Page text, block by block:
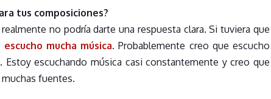
tus composiciones?
no podría darte una respuesta clara. Si tuviera que
mucha música. Probablemente creo que escucho
Estoy escuchando música casi constantemente y creo que
fuentes.